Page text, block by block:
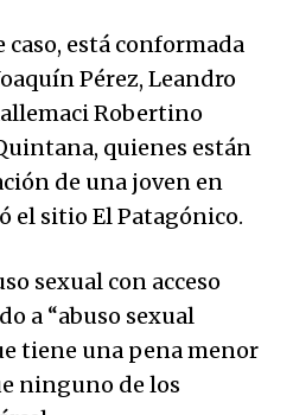
caso, está conformada
Pérez, Leandro
Robertino
quienes están
de una joven en
el sitio El Patagónico.
sexual con acceso
a “abuso sexual
tiene una pena menor
ninguno de los